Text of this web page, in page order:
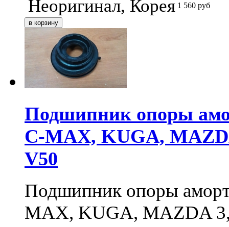
Неоригинал, Корея 1 560 руб
Подшипник опоры
C-MAX, KUGA,
V50
Подшипник опоры
MAX, KUGA, MAZDA